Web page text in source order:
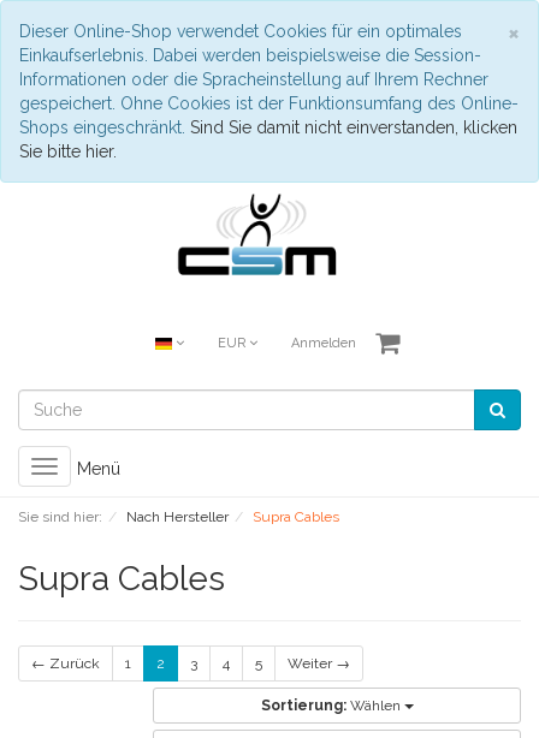
×
Dieser Online-Shop verwendet Cookies für ein optimales
Einkaufserlebnis. Dabei werden beispielsweise die Session-
Informationen oder die Spracheinstellung auf Ihrem Rechner
gespeichert. Ohne Cookies ist der Funktionsumfang des Online-
Shops eingeschränkt. Sind Sie damit nicht einverstanden, klicken
Sie bitte hier.
EUR Anmelden
Toggle
navigation
Menü
Sie sind hier: Nach Hersteller Supra Cables
Supra Cables
← Zurück 1 2 3 4 5 Weiter →
Sortierung: Wählen